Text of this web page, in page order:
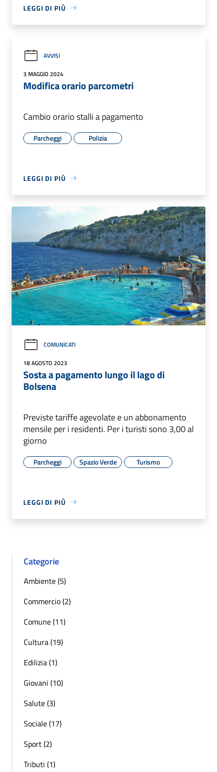
LEGGI DI PIÙ
AVVISI
3 MAGGIO 2024
Modifica orario parcometri
Cambio orario stalli a pagamento
Parcheggi Polizia
LEGGI DI PIÙ
COMUNICATI
18 AGOSTO 2023
Sosta a pagamento lungo il lago di
Bolsena
Previste tariffe agevolate e un abbonamento
mensile per i residenti. Per i turisti sono 3,00 al
giorno
Parcheggi Spazio Verde Turismo
LEGGI DI PIÙ
Categorie
Ambiente (5)
Commercio (2)
Comune (11)
Cultura (19)
Edilizia (1)
Giovani (10)
Salute (3)
Sociale (17)
Sport (2)
Tributi (1)